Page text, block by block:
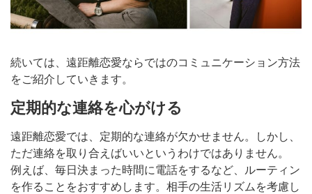
続いては、遠距離恋愛ならではのコミュニケーション方法
をご紹介していきます。
定期的な連絡を心がける
遠距離恋愛では、定期的な連絡が欠かせません。しかし、
ただ連絡を取り合えばいいというわけではありません。
例えば、毎日決まった時間に電話をするなど、ルーティン
を作ることをおすすめします。相手の生活リズムを考慮し